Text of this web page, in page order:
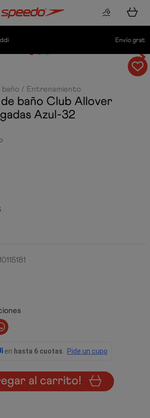
por compras superiores a $200.000.
baño Entrenamiento
baño Club Allover
Azul-32
al carrito!